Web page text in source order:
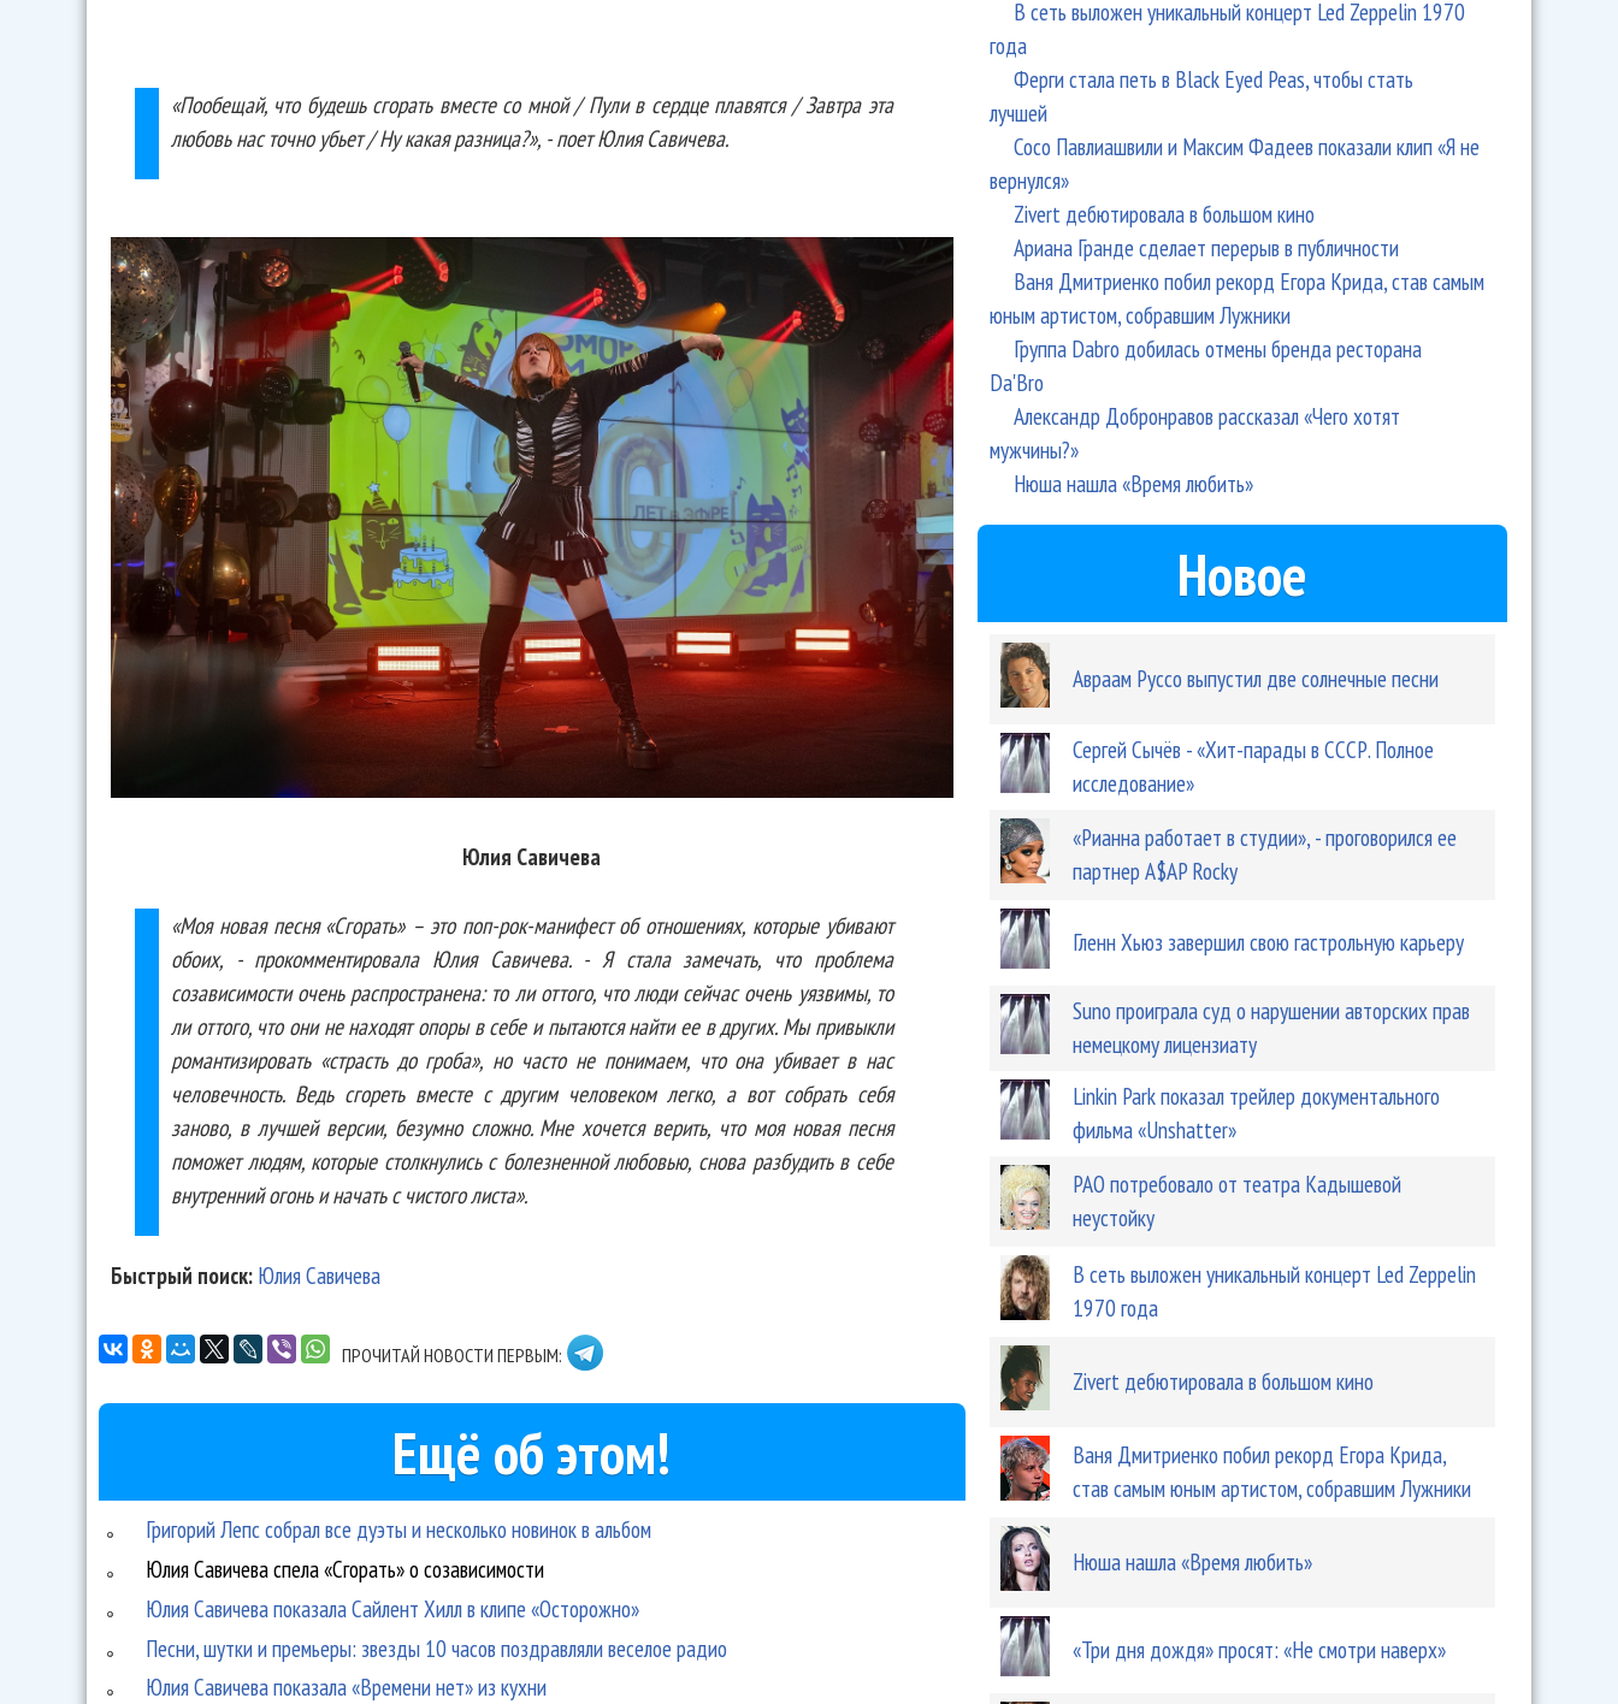
«Пообещай, что будешь сгорать вместе со мной / Пули в сердце плавятся / Завтра эта
любовь нас точно убьет / Ну какая разница?», - поет Юлия Савичева.
Юлия Савичева
«Моя новая песня «Сгорать» – это поп-рок-манифест об отношениях, которые убивают
обоих, - прокомментировала Юлия Савичева. - Я стала замечать, что проблема
созависимости очень распространена: то ли оттого, что люди сейчас очень уязвимы, то
ли оттого, что они не находят опоры в себе и пытаются найти ее в других. Мы привыкли
романтизировать «страсть до гроба», но часто не понимаем, что она убивает в нас
человечность. Ведь сгореть вместе с другим человеком легко, а вот собрать себя
заново, в лучшей версии, безумно сложно. Мне хочется верить, что моя новая песня
поможет людям, которые столкнулись с болезненной любовью, снова разбудить в себе
внутренний огонь и начать с чистого листа».
Быстрый поиск: Юлия Савичева
ПРОЧИТАЙ НОВОСТИ ПЕРВЫМ:
Ещё об этом!
Григорий Лепс собрал все дуэты и несколько новинок в альбом
Юлия Савичева спела «Сгорать» о созависимости
Юлия Савичева показала Сайлент Хилл в клипе «Осторожно»
Песни, шутки и премьеры: звезды 10 часов поздравляли веселое радио
Юлия Савичева показала «Времени нет» из кухни
В сеть выложен уникальный концерт Led Zeppelin 1970
года
Ферги стала петь в Black Eyed Peas, чтобы стать
лучшей
Сосо Павлиашвили и Максим Фадеев показали клип «Я не
вернулся»
Zivert дебютировала в большом кино
Ариана Гранде сделает перерыв в публичности
Ваня Дмитриенко побил рекорд Егора Крида, став самым
юным артистом, собравшим Лужники
Группа Dabro добилась отмены бренда ресторана
Da'Bro
Александр Добронравов рассказал «Чего хотят
мужчины?»
Нюша нашла «Время любить»
Новое
Авраам Руссо выпустил две солнечные песни
Сергей Сычёв - «Хит-парады в СССР. Полное
исследование»
«Рианна работает в студии», - проговорился ее
партнер A$AP Rocky
Гленн Хьюз завершил свою гастрольную карьеру
Suno проиграла суд о нарушении авторских прав
немецкому лицензиату
Linkin Park показал трейлер документального
фильма «Unshatter»
РАО потребовало от театра Кадышевой
неустойку
В сеть выложен уникальный концерт Led Zeppelin
1970 года
Zivert дебютировала в большом кино
Ваня Дмитриенко побил рекорд Егора Крида,
став самым юным артистом, собравшим Лужники
Нюша нашла «Время любить»
«Три дня дождя» просят: «Не смотри наверх»